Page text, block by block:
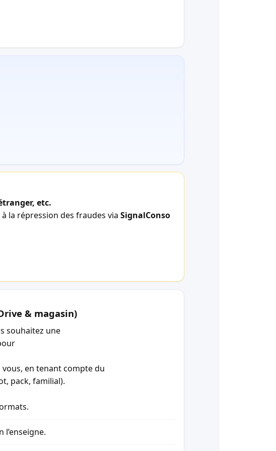
etc.
la répression des fraudes via SignalConso
& magasin)
souhaitez une
vous, en tenant compte du
pack, familial).